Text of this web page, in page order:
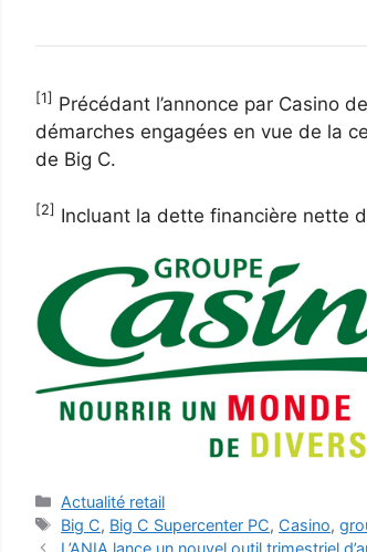
[1] Précédant l’annonce par Casino de
démarches engagées en vue de la
de Big C.
[2] Incluant la dette financière nette
Catégories
Actualité retail
Étiquettes
Big C, Big C Supercenter PC, Casino,
L’ANIA lance un nouvel outil trimestriel